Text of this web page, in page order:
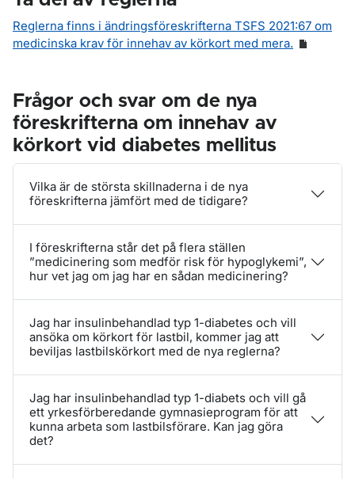
Reglerna finns i ändringsföreskrifterna TSFS 2021:67 om
medicinska krav för innehav av körkort med mera.
Frågor och svar om de nya
föreskrifterna om innehav av
körkort vid diabetes mellitus
Vilka är de största skillnaderna i de nya
föreskrifterna jämfört med de tidigare?
I föreskrifterna står det på flera ställen
”medicinering som medför risk för hypoglykemi”,
hur vet jag om jag har en sådan medicinering?
Jag har insulinbehandlad typ 1-diabetes och vill
ansöka om körkort för lastbil, kommer jag att
beviljas lastbilskörkort med de nya reglerna?
Jag har insulinbehandlad typ 1-diabets och vill gå
ett yrkesförberedande gymnasieprogram för att
kunna arbeta som lastbilsförare. Kan jag göra
det?